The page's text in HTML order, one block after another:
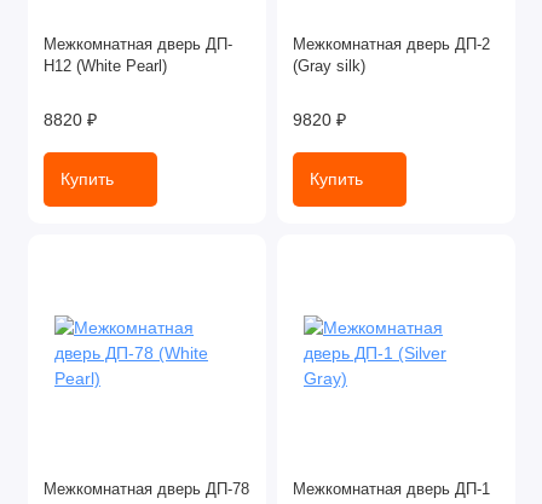
Межкомнатная дверь ДП-
Н12 (White Pearl)
8820 ₽
Купить
Межкомнатная дверь ДП-2
(Gray silk)
9820 ₽
Купить
Межкомнатная дверь ДП-78
Межкомнатная дверь ДП-1